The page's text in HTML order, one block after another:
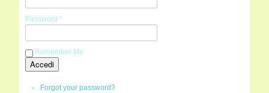
Password *
Remember Me
Forgot your password?